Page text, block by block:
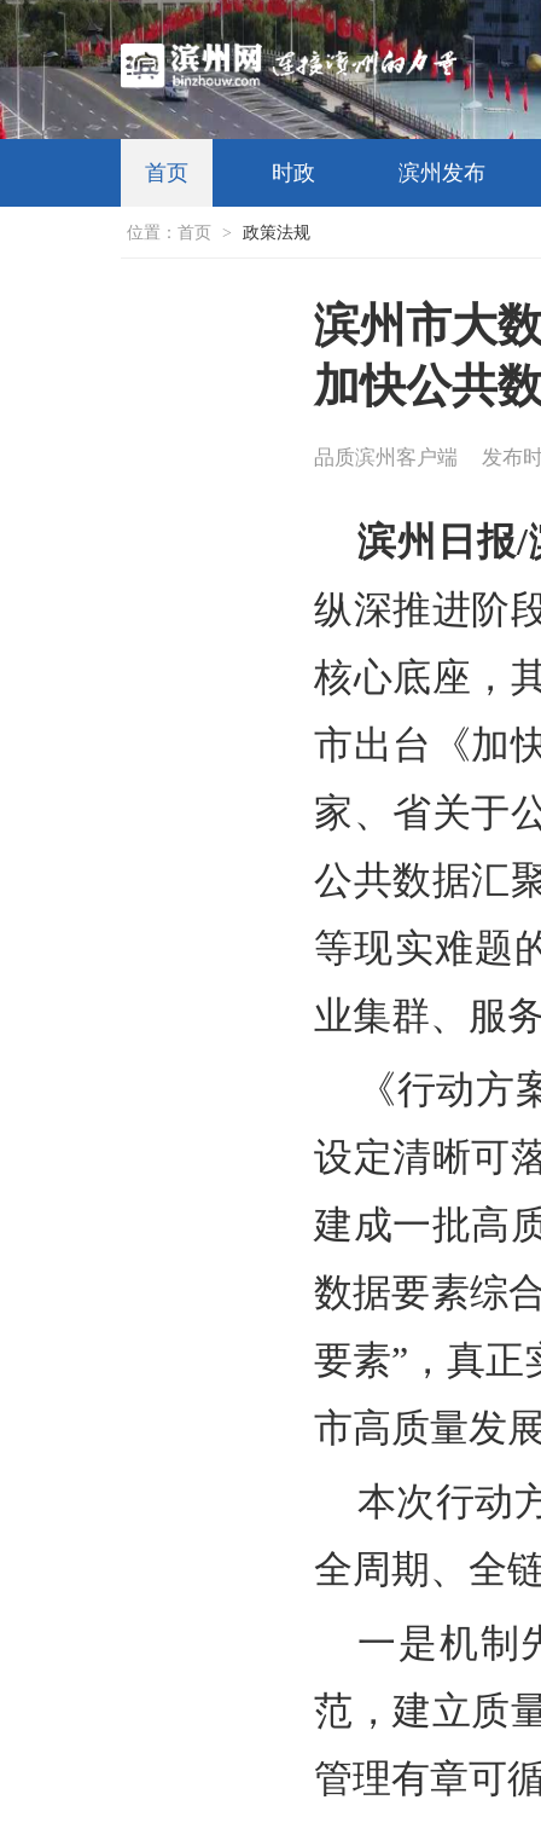
首页 时政 滨州发布
位置： 首页 > 政策法规
滨州市大
加快公共
品质滨州客户端 发布
滨州日报
纵深推进阶
核心底座，
市出台《加
家、省关于
公共数据汇
等现实难题
业集群、服
《行动
设定清晰可
建成一批高
数据要素综
要素”，真
市高质量发
本次行动
全周期、全
一是机制
范，建立质
管理有章可